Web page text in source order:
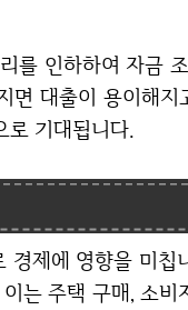
면 대출이 용이해
로 기대됩니다.
는 주택 구매, 소